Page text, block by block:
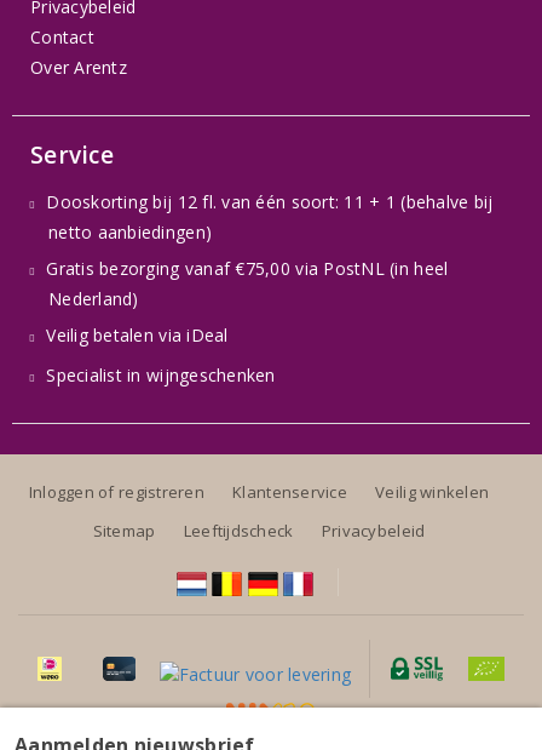
Privacybeleid
Contact
Over Arentz
Service
Dooskorting bij 12 fl. van één soort: 11 + 1 (behalve bij
netto aanbiedingen)
Gratis bezorging vanaf €75,00 via PostNL (in heel
Nederland)
Veilig betalen via iDeal
Specialist in wijngeschenken
Inloggen of registreren Klantenservice
Veilig winkelen
Sitemap
Leeftijdscheck Privacybeleid